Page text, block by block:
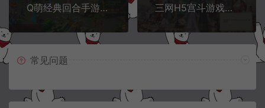
Q萌经典回合手游【天书奇谈】11月最新整理Linux手工服务端+加解密工具+本地验证+CDK卡密授权后台+安卓苹果双端+详细搭建教程
三网H5宫斗游戏【延禧攻略H5】11月最新整理Linux手工服务端+运营后台+详细搭建教程
常见问题